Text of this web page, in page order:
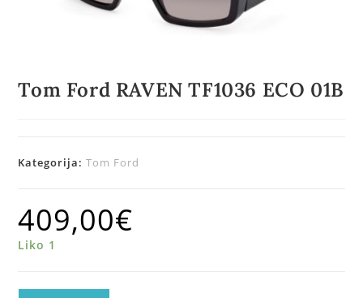
Tom Ford RAVEN TF1036 ECO 01B
Kategorija:Tom Ford
409,00€
Liko 1